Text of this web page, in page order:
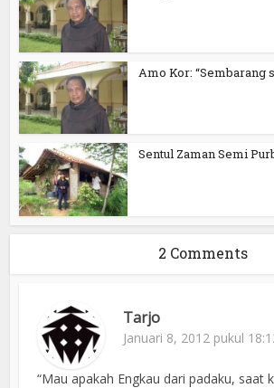
Amo Kor: “Sembarang
Sentul Zaman Semi
2 Comments
Tarjo
Januari 8, 2012 pukul
“Mau apakah Engkau dari padaku, saat